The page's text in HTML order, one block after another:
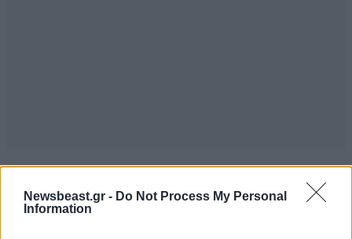
Newsbeast.gr - Do Not Process My Personal
Information